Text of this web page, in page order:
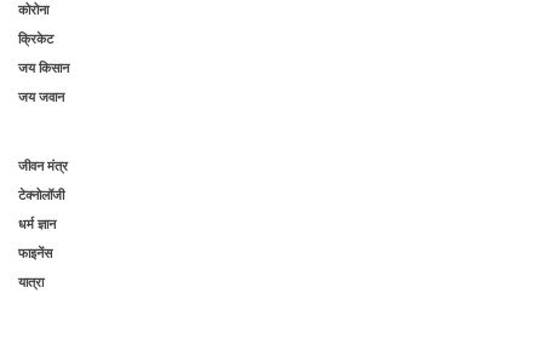
कोरोना
क्रिकेट
जय किसान
जय जवान
जीवन मंत्र
टेक्नोलॉजी
धर्म ज्ञान
फाइनेंस
यात्रा